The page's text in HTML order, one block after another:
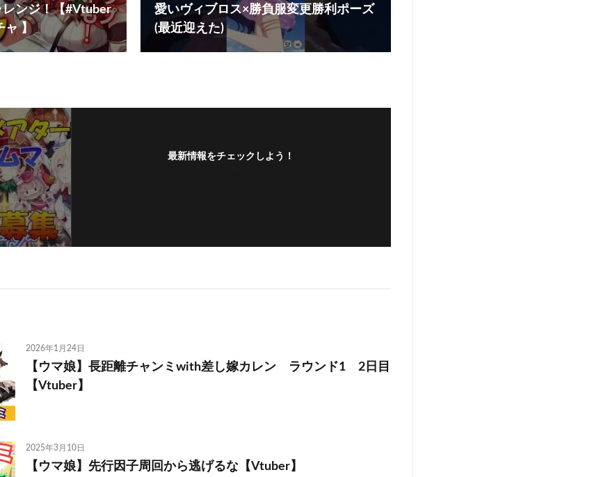
ンジ！【#Vtuber
ャ 】
愛いヴィブロス×勝負服変更勝利ポーズ
(最近迎えた)
最新情報をチェックしよう！
2026年1月24日
【ウマ娘】長距離チャンミwith差し嫁カレン ラウンド1 2日目
【Vtuber】
2025年3月10日
【ウマ娘】先行因子周回から逃げるな【Vtuber】